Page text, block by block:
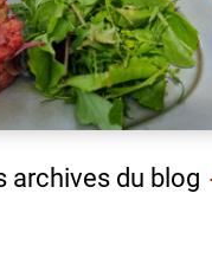
archives du blog